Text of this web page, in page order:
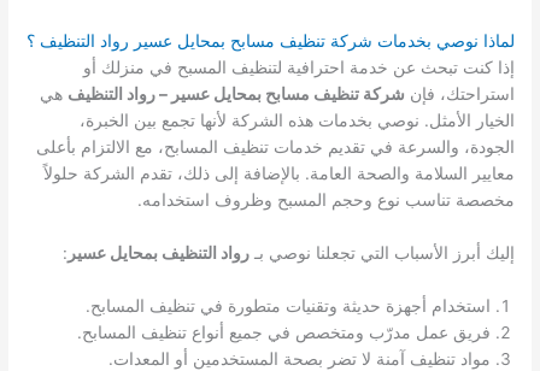
لماذا نوصي بخدمات شركة تنظيف مسابح بمحايل عسير رواد التنظيف ؟
إذا كنت تبحث عن خدمة احترافية لتنظيف المسبح في منزلك أو
استراحتك، فإن شركة تنظيف مسابح بمحايل عسير – رواد التنظيف هي
الخيار الأمثل. نوصي بخدمات هذه الشركة لأنها تجمع بين الخبرة،
الجودة، والسرعة في تقديم خدمات تنظيف المسابح، مع الالتزام بأعلى
معايير السلامة والصحة العامة. بالإضافة إلى ذلك، تقدم الشركة حلولاً
مخصصة تناسب نوع وحجم المسبح وظروف استخدامه.
إليك أبرز الأسباب التي تجعلنا نوصي بـرواد التنظيف بمحايل عسير :
استخدام أجهزة حديثة وتقنيات متطورة في تنظيف المسابح.
فريق عمل مدرّب ومتخصص في جميع أنواع تنظيف المسابح.
مواد تنظيف آمنة لا تضر بصحة المستخدمين أو المعدات.